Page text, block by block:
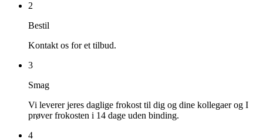
2
Bestil
Kontakt os for et tilbud.
3
Smag
Vi leverer jeres daglige frokost til dig og dine kollegaer og I
prøver frokosten i 14 dage uden binding.
4